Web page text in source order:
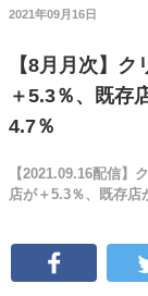
2021年09月16日
【8月月次】
＋5.3％、既存
4.7％
【2021.09.16配信】
店が＋5.3％、既存店